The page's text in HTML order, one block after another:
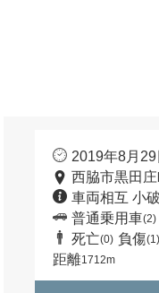
2019年8月
西脇市黒田
車両相互 小
普通乗用車(2)
死亡(0) 負傷(1)
距離1712m